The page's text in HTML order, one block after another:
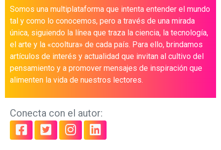
Somos una multiplataforma que intenta entender el mundo
tal y como lo conocemos, pero a través de una mirada
única, siguiendo la línea que traza la ciencia, la tecnología,
el arte y la «cooltura» de cada país. Para ello, brindamos
artículos de interés y actualidad que invitan al cultivo del
pensamiento y a promover mensajes de inspiración que
alimenten la vida de nuestros lectores.
Conecta con el autor: